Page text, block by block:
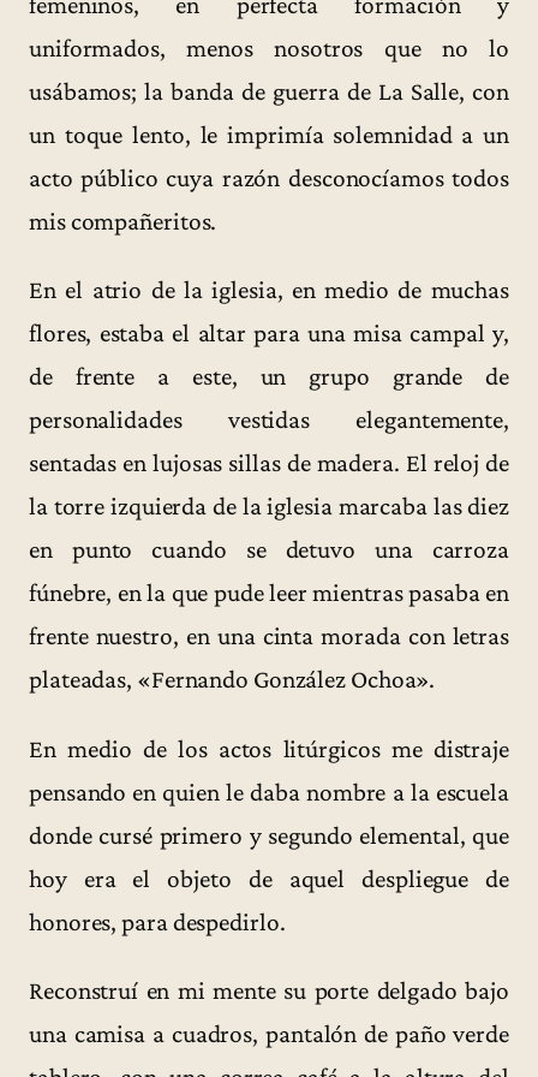
uniformados, menos nosotros que no lo
usábamos; la banda de guerra de La Salle, con
un toque lento, le imprimía solemnidad a un
acto público cuya razón desconocíamos todos
mis compañeritos.
En el atrio de la iglesia, en medio de muchas
flores, estaba el altar para una misa campal y,
de frente a este, un grupo grande de
personalidades vestidas elegantemente,
sentadas en lujosas sillas de madera. El reloj de
la torre izquierda de la iglesia marcaba las diez
en punto cuando se detuvo una carroza
fúnebre, en la que pude leer mientras pasaba en
frente nuestro, en una cinta morada con letras
plateadas, «Fernando González Ochoa».
En medio de los actos litúrgicos me distraje
pensando en quien le daba nombre a la escuela
donde cursé primero y segundo elemental, que
hoy era el objeto de aquel despliegue de
honores, para despedirlo.
Reconstruí en mi mente su porte delgado bajo
una camisa a cuadros, pantalón de paño verde